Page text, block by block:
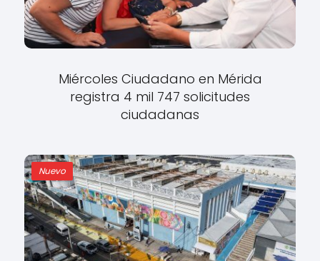
Miércoles Ciudadano en Mérida
registra 4 mil 747 solicitudes
ciudadanas
Nuevo